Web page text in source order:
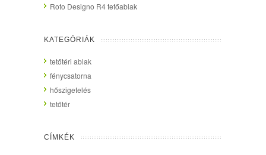
Roto Designo R4 tetőablak
KATEGÓRIÁK
tetőtéri ablak
fénycsatorna
hőszigetelés
tetőtér
CÍMKÉK